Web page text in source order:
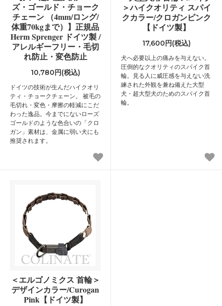
ズ・ゴールド・チョーク
チェーン （4mm/ロング/
体重70kgまで）】正規品
Herm Sprenger ドイツ製 /
アレルギーフリー・毛切
れ防止・変色防止
10,780円(税込)
ドイツの技術が生んだハイクオリ
ティ・チョークチェーン。 被毛の
毛切れ・変色・摩擦の軽減にこだ
わった逸品。今までにないローズ
ゴールドのような色合いの「クロ
ガン」素材は、金属に弱い犬にも
推奨されます。
＞ハイクオリティ スパイ
クカラー/クロガンピンク
【ドイツ製】
17,600円(税込)
犬へ必要以上の痛みを与えない。
圧倒的なクオリティのスパイク首
輪。見る人に威圧感を与えない洗
練された外観を兼ね備えた大型
犬・超大型犬のためのスパイク首
輪。
＜エルゴノミクス 首輪＞
デザインカラー/Curogan
Pink【ドイツ製】